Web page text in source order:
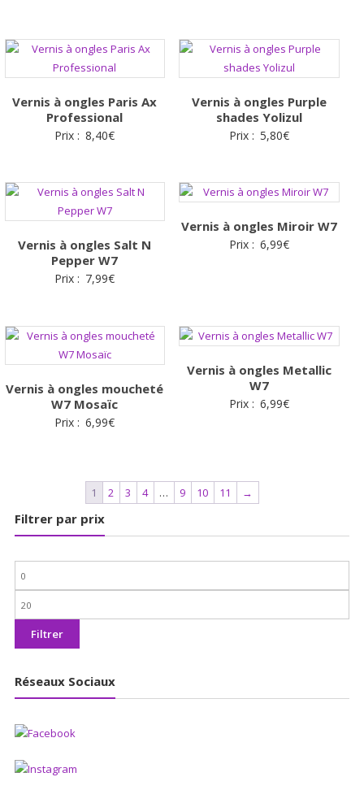
Vernis à ongles Paris Ax
Professional
Prix : 8,40€
Vernis à ongles Purple
shades Yolizul
Prix : 5,80€
Vernis à ongles Salt N
Pepper W7
Prix : 7,99€
Vernis à ongles Miroir W7
Prix : 6,99€
Vernis à ongles moucheté
W7 Mosaïc
Prix : 6,99€
Vernis à ongles Metallic
W7
Prix : 6,99€
1 2 3 4 … 9 10 11 →
Filtrer par prix
Prix
min
Prix
max
Filtrer
Réseaux Sociaux